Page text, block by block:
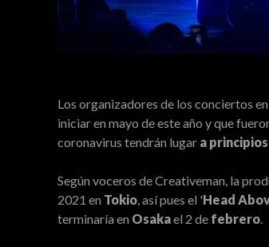
Los organizadores de los conciertos
iniciar en mayo de este año y que
coronavirus tendrán lugar a
Según voceros de Creativeman, la
2021 en Tokio, así pues el 'Head
terminaría en Osakael 2 de febrero.